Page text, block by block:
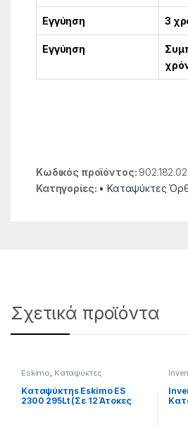
Εγγύηση 3
Εγγύηση
Κωδικός προϊόντος:
Κατηγορίες: • Καταψύκτες
Σχετικά προϊόντα
Eskimo, Καταψύκτες
Καταψύκτηs Eskimo ES
2300 295Lt (Σε 12 Άτοκες